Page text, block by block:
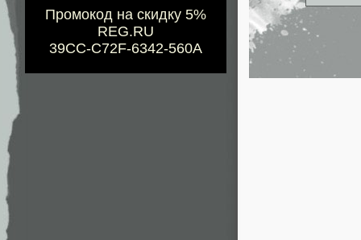
Промокод на скидку 5%
REG.RU
39CC-C72F-6342-560A